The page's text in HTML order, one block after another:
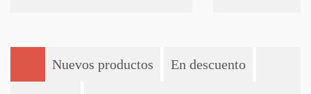
Nuevos productos En descuento